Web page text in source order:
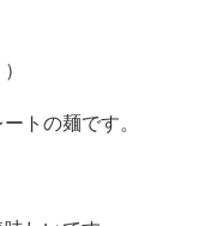
トの麺です。